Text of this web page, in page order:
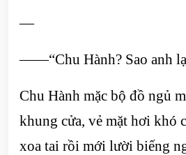
—
——“Chu Hành? Sao anh
Chu Hành mặc bộ đồ ngủ
khung cửa, vẻ mặt hơi khó
xoa tai rồi mới lười biếng